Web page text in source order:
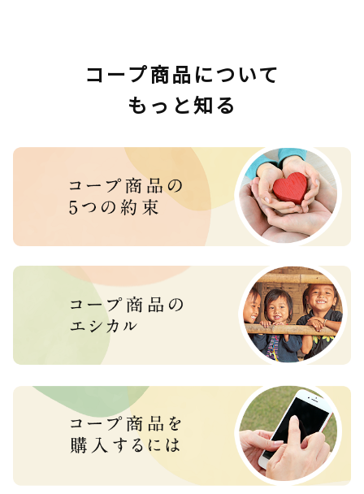
コープ商品について
もっと知る